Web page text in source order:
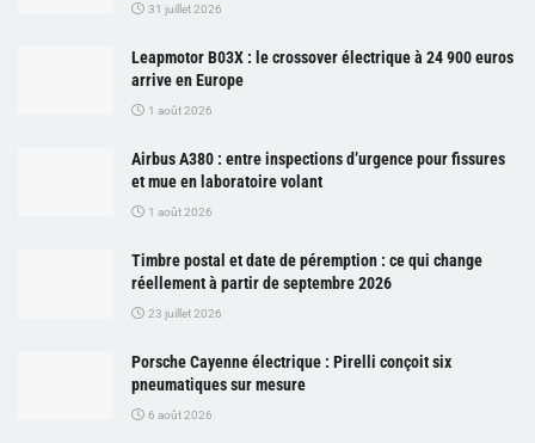
31 juillet 2026
Leapmotor B03X : le crossover électrique à 24 900 euros
arrive en Europe
1 août 2026
Airbus A380 : entre inspections d’urgence pour fissures
et mue en laboratoire volant
1 août 2026
Timbre postal et date de péremption : ce qui change
réellement à partir de septembre 2026
23 juillet 2026
Porsche Cayenne électrique : Pirelli conçoit six
pneumatiques sur mesure
6 août 2026